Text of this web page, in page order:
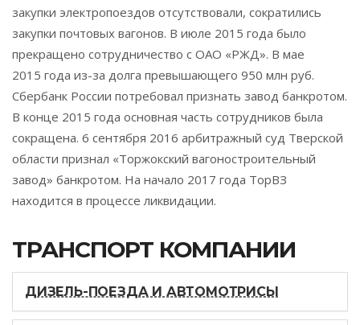
закупки электропоездов отсутствовали, сократились
закупки почтовых вагонов. В июле 2015 года было
прекращено сотрудничество с ОАО «РЖД». В мае
2015 года из-за долга превышающего 950 млн руб.
Сбербанк России потребовал признать завод банкротом.
В конце 2015 года основная часть сотрудников была
сокращена. 6 сентября 2016 арбитражный суд Тверской
области признал «Торжокский вагоностроительный
завод» банкротом. На начало 2017 года ТорВЗ
находится в процессе ликвидации.
ТРАНСПОРТ КОМПАНИИ
ДИЗЕЛЬ-ПОЕЗДА И АВТОМОТРИСЫ